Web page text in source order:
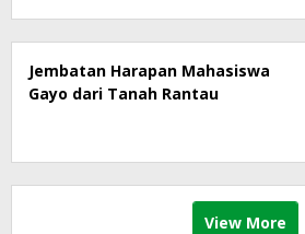
Jembatan Harapan Mahasiswa
Gayo dari Tanah Rantau
View More